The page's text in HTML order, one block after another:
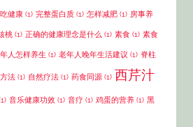
健康 (1) 完整蛋白质 (1) 怎样减肥 (1) 房事养
桃 (1) 正确的健康理念是什么 (1) 素食 (1) 素食
人怎样养生 (1) 老年人晚年生活建议 (1) 脊柱
法 (1) 自然疗法 (1) 药食同源 (1) 西芹汁
音乐健康功效 (1) 音疗 (1) 鸡蛋的营养 (1) 黑